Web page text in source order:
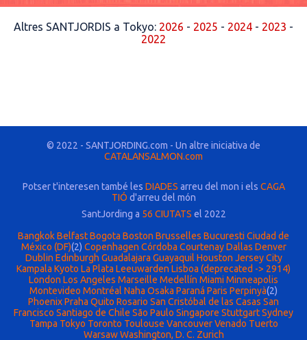
Altres SANTJORDIS a Tokyo: 2026 - 2025 - 2024 - 2023 -
2022
© 2022 - SANTJORDING.com - Un altre iniciativa de
CATALANSALMON.com
Potser t'interesen també les DIADES arreu del mon i els CAGA
TIÓ d'arreu del món
SantJording a 56 CIUTATS el 2022
BangkokBelfastBogota Boston Brusselles Bucuresti Ciudad de
México (DF)(2) Copenhagen Córdoba Courtenay Dallas Denver
Dublin Edinburgh Guadalajara Guayaquil Houston Jersey City
Kampala Kyoto La Plata Leeuwarden Lisboa (deprecated -> 2914)
London Los Angeles Marseille Medellín Miami Minneapolis
Montevideo Montréal Naha Osaka Paraná Paris Perpinyà(2)
PhoenixPraha Quito Rosario San Cristóbal de las Casas San
Francisco Santiago de Chile São Paulo Singapore StuttgartSydney
Tampa Tokyo Toronto Toulouse Vancouver Venado Tuerto
Warsaw Washington, D. C. Zurich